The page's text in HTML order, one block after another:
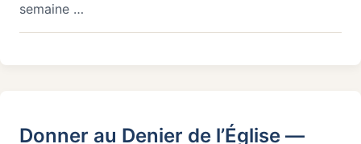
semaine …
Donner au Denier de l’Église —